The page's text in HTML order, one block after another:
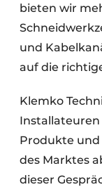
bieten wir
und
auf die
Klemko
Produkte und
des Marktes
dieser